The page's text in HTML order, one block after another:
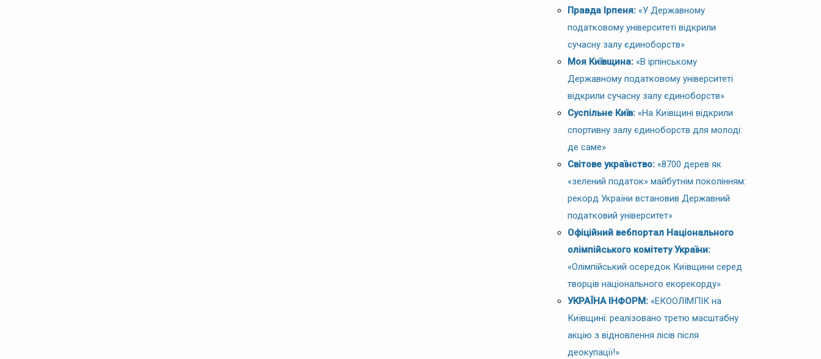
Правда Ірпеня: «У Державному
податковому університеті відкрили
сучасну залу єдиноборств»
Моя Київщина: «В ірпінському
Державному податковому університеті
відкрили сучасну залу єдиноборств»
Суспільне Київ: «На Київщині відкрили
спортивну залу єдиноборств для молоді:
де саме»
Світове українство: «8700 дерев як
«зелений податок» майбутнім поколінням:
рекорд України встановив Державний
податковий університет»
Офіційний вебпортал Національного
олімпійського комітету України:
«Олімпійський осередок Київщини серед
творців національного екорекорду»
УКРАЇНА ІНФОРМ: «ЕКООЛІМПІК на
Київщині: реалізовано третю масштабну
акцію з відновлення лісів після
деокупації!»